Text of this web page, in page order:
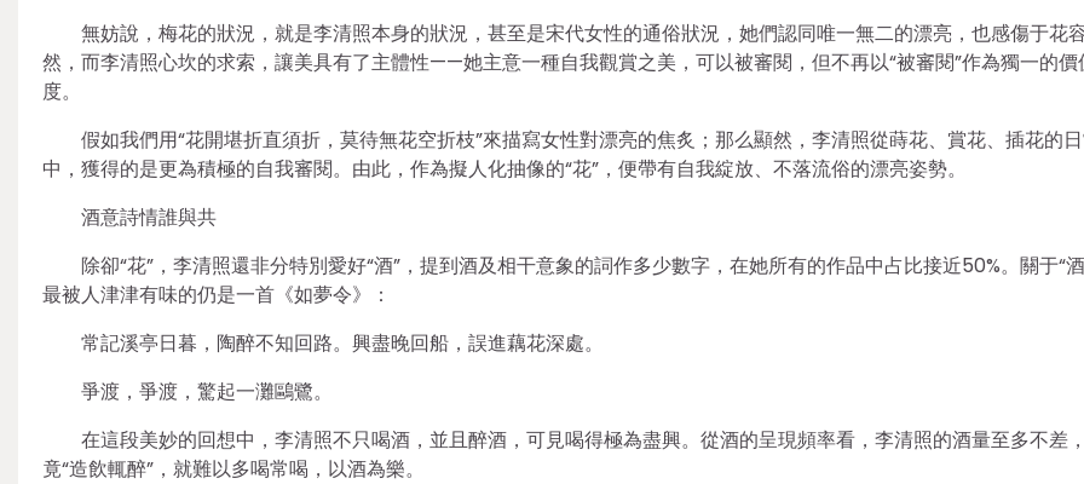
無妨說，梅花的狀況，就是李清照本身的狀況，甚至是宋代女性的通俗狀況，她們認同唯一無二的漂亮，也感傷于花
然，而李清照心坎的求索，讓美具有了主體性——她主意一種自我觀賞之美，可以被審閱，但不再以“被審閱”作為獨一的價
度。
假如我們用“花開堪折直須折，莫待無花空折枝”來描寫女性對漂亮的焦炙；那么顯然，李清照從蒔花、賞花、插花的
中，獲得的是更為積極的自我審閱。由此，作為擬人化抽像的“花”，便帶有自我綻放、不落流俗的漂亮姿勢。
酒意詩情誰與共
除卻“花”，李清照還非分特別愛好“酒”，提到酒及相干意象的詞作多少數字，在她所有的作品中占比接近50%。關于“酒
最被人津津有味的仍是一首《如夢令》：
常記溪亭日暮，陶醉不知回路。興盡晚回船，誤進藕花深處。
爭渡，爭渡，驚起一灘鷗鷺。
在這段美妙的回想中，李清照不只喝酒，並且醉酒，可見喝得極為盡興。從酒的呈現頻率看，李清照的酒量至多不差
竟“造飲輒醉”，就難以多喝常喝，以酒為樂。